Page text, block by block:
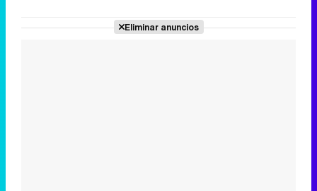
Eliminar anuncios